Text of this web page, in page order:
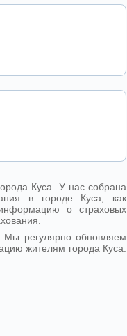
Куса. У нас собрана
в городе Куса, как
о страховых
регулярно обновляем
жителям города Куса.